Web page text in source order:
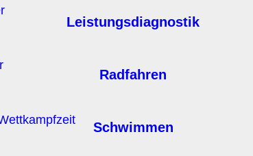
Leistungsdiagnostik
Radfahren
Schwimmen